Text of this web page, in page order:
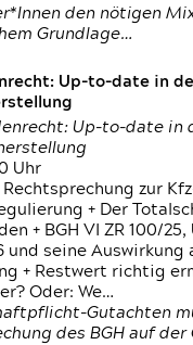
den nötigen
Grundlage…
Up-to-date in
Up-to-date in
Uhr
zur
+ Der
+ BGH VI ZR 100/
und seine
+ Restwert richtig
Oder: We…
Gutachten
des BGH auf der